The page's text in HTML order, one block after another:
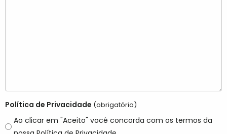
Política de Privacidade (obrigatório)
Ao clicar em "Aceito" você concorda com os termos da